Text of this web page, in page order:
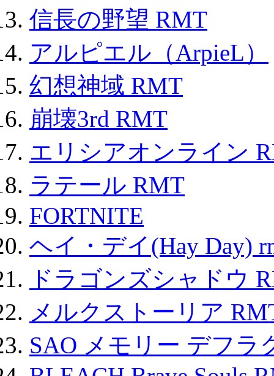
信長の野望 RMT
アルピエル（ArpieL）
幻想神域 RMT
崩壊3rd RMT
エリシアオンライン
ラテール RMT
FORTNITE
ヘイ・デイ(Hay Day)
ドラゴンズシャドウ
メルクストーリア
SAO メモリー デフラ